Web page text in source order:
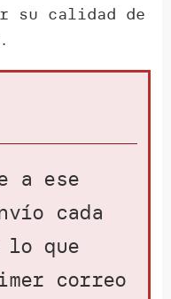
su calidad de
a ese
cada
lo que
correo